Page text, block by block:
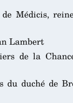
Médicis,
Lambert
de la
du duché de